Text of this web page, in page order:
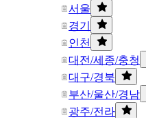
서울
경기
인천
대전/세종/충청
대구/경북
부산/울산/경남
광주/전라